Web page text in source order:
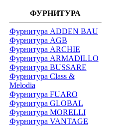
ФУРНИТУРА
Фурнитура ADDEN BAU
Фурнитура AGB
Фурнитура ARCHIE
Фурнитура ARMADILLO
Фурнитура BUSSARE
Фурнитура Class &
Melodia
Фурнитура FUARO
Фурнитура GLOBAL
Фурнитура MORELLI
Фурнитура VANTAGE